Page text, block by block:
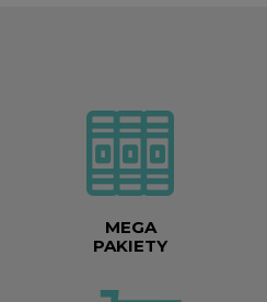
MEGA
PAKIETY